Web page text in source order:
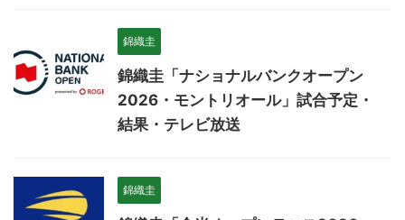
錦織圭
錦織圭「ナショナルバンクオープン
2026・モントリオール」試合予定・
結果・テレビ放送
錦織圭